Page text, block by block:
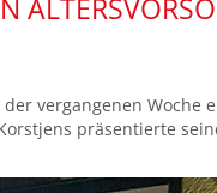
vergangenen Woche
präsentierte